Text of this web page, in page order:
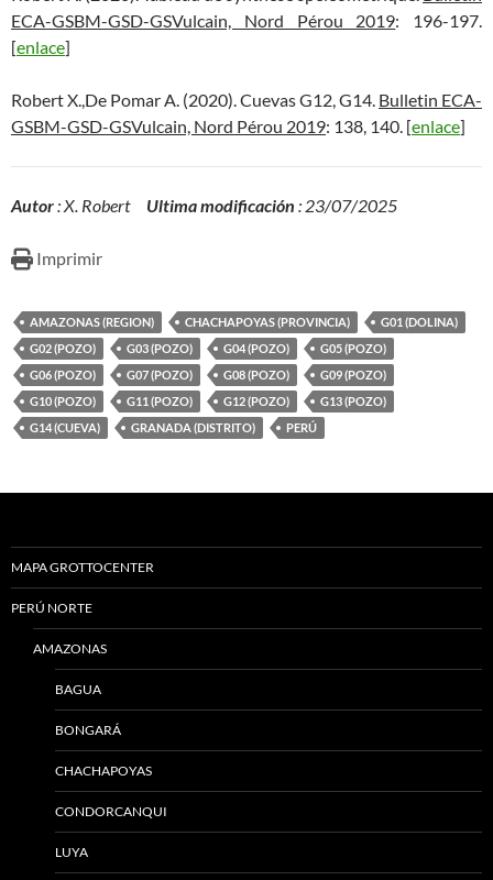
ECA-GSBM-GSD-GSVulcain, Nord Pérou 2019: 196-197.
[enlace]
Robert X.,De Pomar A. (2020). Cuevas G12, G14. Bulletin ECA-
GSBM-GSD-GSVulcain, Nord Pérou 2019: 138, 140. [enlace]
Autor: X. Robert Ultima modificación : 23/07/2025
Imprimir
AMAZONAS (REGION) CHACHAPOYAS (PROVINCIA)
G01 (DOLINA)
G02 (POZO)
G03 (POZO) G04 (POZO)
G05 (POZO)
G06 (POZO)
G07 (POZO) G08 (POZO)
G09 (POZO)
G10 (POZO)
G11 (POZO) G12 (POZO)
G13 (POZO)
G14 (CUEVA)
GRANADA (DISTRITO) PERÚ
MAPA GROTTOCENTER
PERÚ NORTE
AMAZONAS
BAGUA
BONGARÁ
CHACHAPOYAS
CONDORCANQUI
LUYA